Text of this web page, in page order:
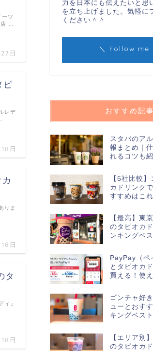
日
ーツ
…
ピ
日
レデ
日
りま
タ
日
ィ」
力を日本にも伝えたいと思
を立ち上げました。気軽に
ください＾＾
＼ Follow me
おすすめ記事
スタバのア
報まとめ｜
れるコツも
【5社比較
カドリンク
すすめはこれ
【最高】東
のタピオカ
ンキングベ
PayPay（ペ
とタピオカ
買える！使
ゴンチャ好
ューとおす
キングベスト
【エリア別
のタピオカ